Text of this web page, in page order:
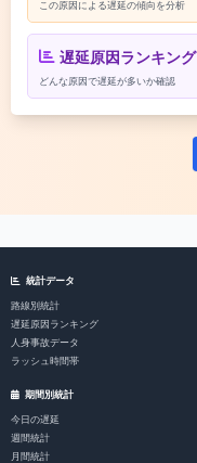
この原因による遅延の傾向を分析
遅延原因ランキング
どんな原因で遅延が多いか確認
統計データ
路線別統計
遅延原因ランキング
人身事故データ
ラッシュ時間帯
期間別統計
今日の遅延
週間統計
月間統計